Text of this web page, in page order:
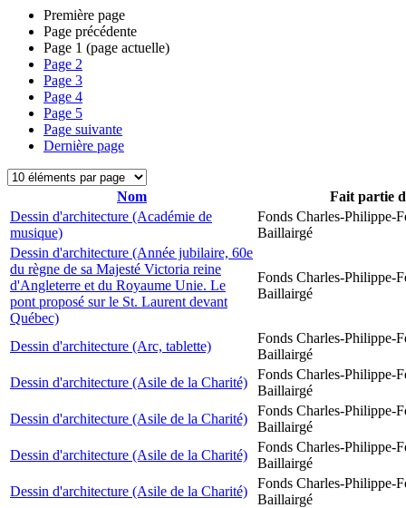
Première page
Page précédente
Page 1 (page actuelle)
Page 2
Page 3
Page 4
Page 5
Page suivante
Dernière page
Nom
Fait partie
Dessin d'architecture (Académie de
musique)
Fonds Charles-Philippe-
Baillairgé
Dessin d'architecture (Année jubilaire, 60e
du règne de sa Majesté Victoria reine
d'Angleterre et du Royaume Unie. Le
pont proposé sur le St. Laurent devant
Québec)
Fonds Charles-Philippe-
Baillairgé
Dessin d'architecture (Arc, tablette)
Fonds Charles-Philippe-
Baillairgé
Dessin d'architecture (Asile de la Charité)
Fonds Charles-Philippe-
Baillairgé
Dessin d'architecture (Asile de la Charité)
Fonds Charles-Philippe-
Baillairgé
Dessin d'architecture (Asile de la Charité)
Fonds Charles-Philippe-
Baillairgé
Dessin d'architecture (Asile de la Charité)
Fonds Charles-Philippe-
Baillairgé